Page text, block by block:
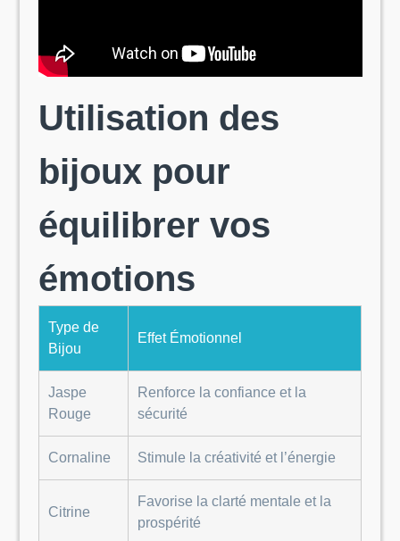
Utilisation des
bijoux pour
équilibrer vos
émotions
Type de
Bijou
Effet Émotionnel
Jaspe
Rouge
Renforce la confiance et la
sécurité
Cornaline Stimule la créativité et l’énergie
Citrine
Favorise la clarté mentale et la
prospérité